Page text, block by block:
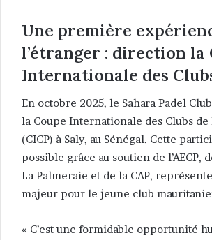
Une première
l’étranger : direction la
Internationale des
En octobre 2025, le Sahara Padel
la Coupe Internationale des Clubs de
(CICP) à Saly, au Sénégal. Cette
possible grâce au soutien de l’AECP,
La Palmeraie et de la CAP,
majeur pour le jeune club
« C’est une formidable opportunité